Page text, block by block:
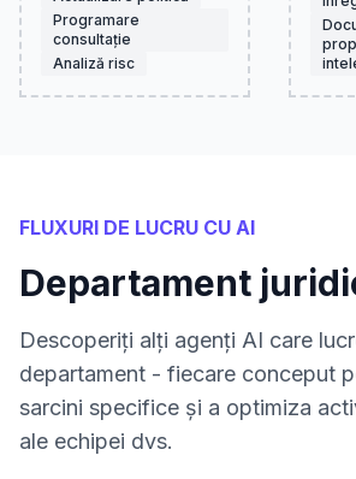
Programare
consultație
Analiză risc
FLUXURI DE LUCRU CU AI
Departament
Descoperiți alți agenți AI care
departament - fiecare conceput
sarcini specifice și a optimiza
ale echipei dvs.